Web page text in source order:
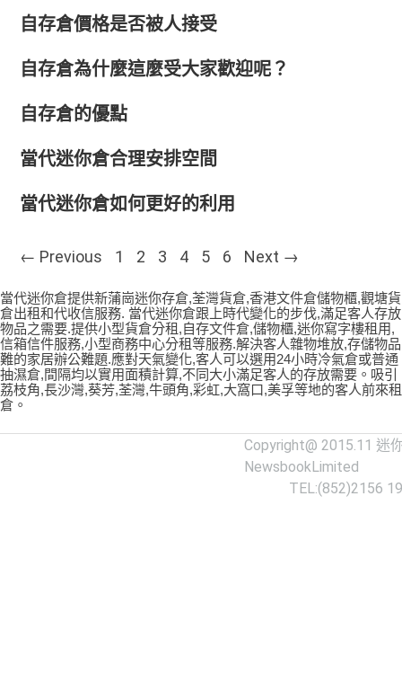
自存倉價格是否被人接受
自存倉為什麼這麼受大家歡迎呢？
自存倉的優點
當代迷你倉合理安排空間
當代迷你倉如何更好的利用
Posts navigation
← Previous 1 2 3 4 5 6 Next →
當代迷你倉提供新蒲崗迷你存倉,荃灣貨倉,香港文件倉儲物櫃,觀塘貨
倉出租和代收信服務. 當代迷你倉跟上時代變化的步伐,滿足客人存放
物品之需要.提供小型貨倉分租,自存文件倉,儲物櫃,迷你寫字樓租用,
信箱信件服務,小型商務中心分租等服務.解決客人雜物堆放,存儲物品
難的家居辦公難題.應對天氣變化,客人可以選用24小時冷氣倉或普通
抽濕倉,間隔均以實用面積計算,不同大小滿足客人的存放需要。吸引
荔枝角,長沙灣,葵芳,荃灣,牛頭角,彩虹,大窩口,美孚等地的客人前來租
倉。
Copyright@ 2015.11迷
NewsbookLimited
TEL:(852)2156